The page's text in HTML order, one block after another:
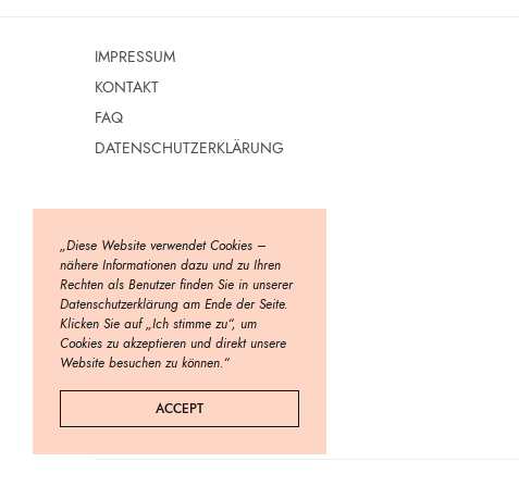
IMPRESSUM
KONTAKT
FAQ
DATENSCHUTZERKLÄRUNG
„Diese Website verwendet Cookies –
nähere Informationen dazu und zu Ihren
Rechten als Benutzer finden Sie in unserer
Datenschutzerklärung am Ende der Seite.
Klicken Sie auf „Ich stimme zu“, um
Cookies zu akzeptieren und direkt unsere
Website besuchen zu können.“
ACCEPT